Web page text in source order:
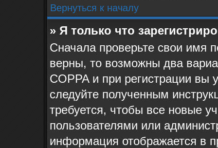
Вернуться к началу
» Я только что
Сначала проверьте свои имя
верны, то возможны два
COPPA и при регистрации вы
следуйте полученным
требуется, чтобы все новые
пользователями или
информация отображается в